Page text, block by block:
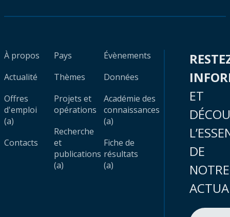
À propos
Actualité
Offres
d'emploi
(a)
Contacts
Pays
Thèmes
Projets et
opérations
Recherche
et
publications
(a)
Évènements
Données
Académie des
connaissances
(a)
Fiche de
résultats
(a)
ET
DE
NOTRE